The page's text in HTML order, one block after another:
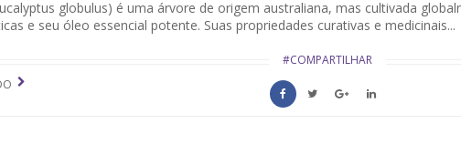
globulus) é uma árvore de origem australiana, mas cultivada
e seu óleo essencial potente. Suas propriedades curativas e medicinais...
#COMPARTILHAR